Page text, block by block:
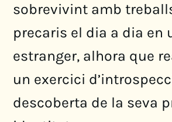
sobrevivint amb
precaris el dia a dia en
estranger, alhora que
un exercici
descoberta de la seva